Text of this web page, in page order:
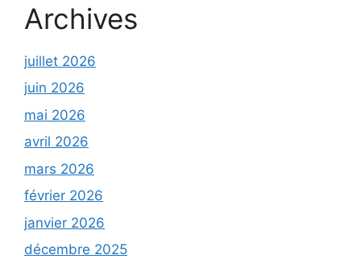
Archives
juillet 2026
juin 2026
mai 2026
avril 2026
mars 2026
février 2026
janvier 2026
décembre 2025